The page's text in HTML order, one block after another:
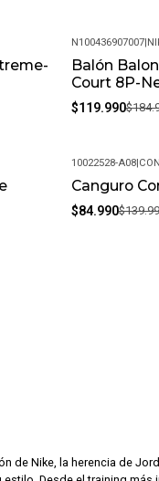
-35%
N100436907007|
Balón
Court 8P-
$119.990
-39%
10022528-A08|
Canguro
$84.990
de Nike, la herencia de